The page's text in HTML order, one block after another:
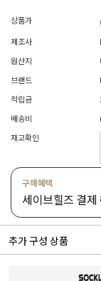
상품가
제조사
원산지
브랜드
적립금
배송비
재고확인
구매혜택
세이브힐즈 결제
추가 구성 상품